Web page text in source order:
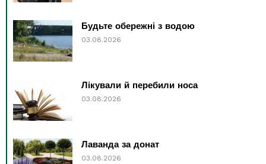
Будьте обережні з водою
03.08.2026
Лікували й перебили носа
03.08.2026
Лаванда за донат
03.08.2026